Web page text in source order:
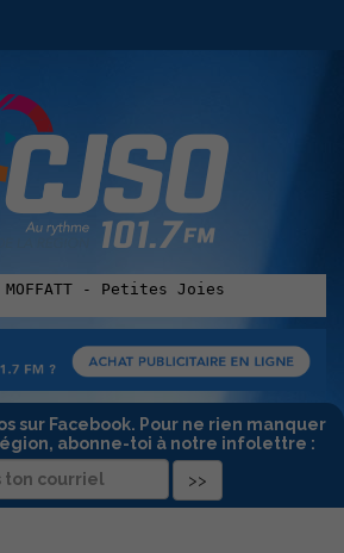
sur Facebook. Pour ne rien manquer
abonne-toi à notre infolettre :